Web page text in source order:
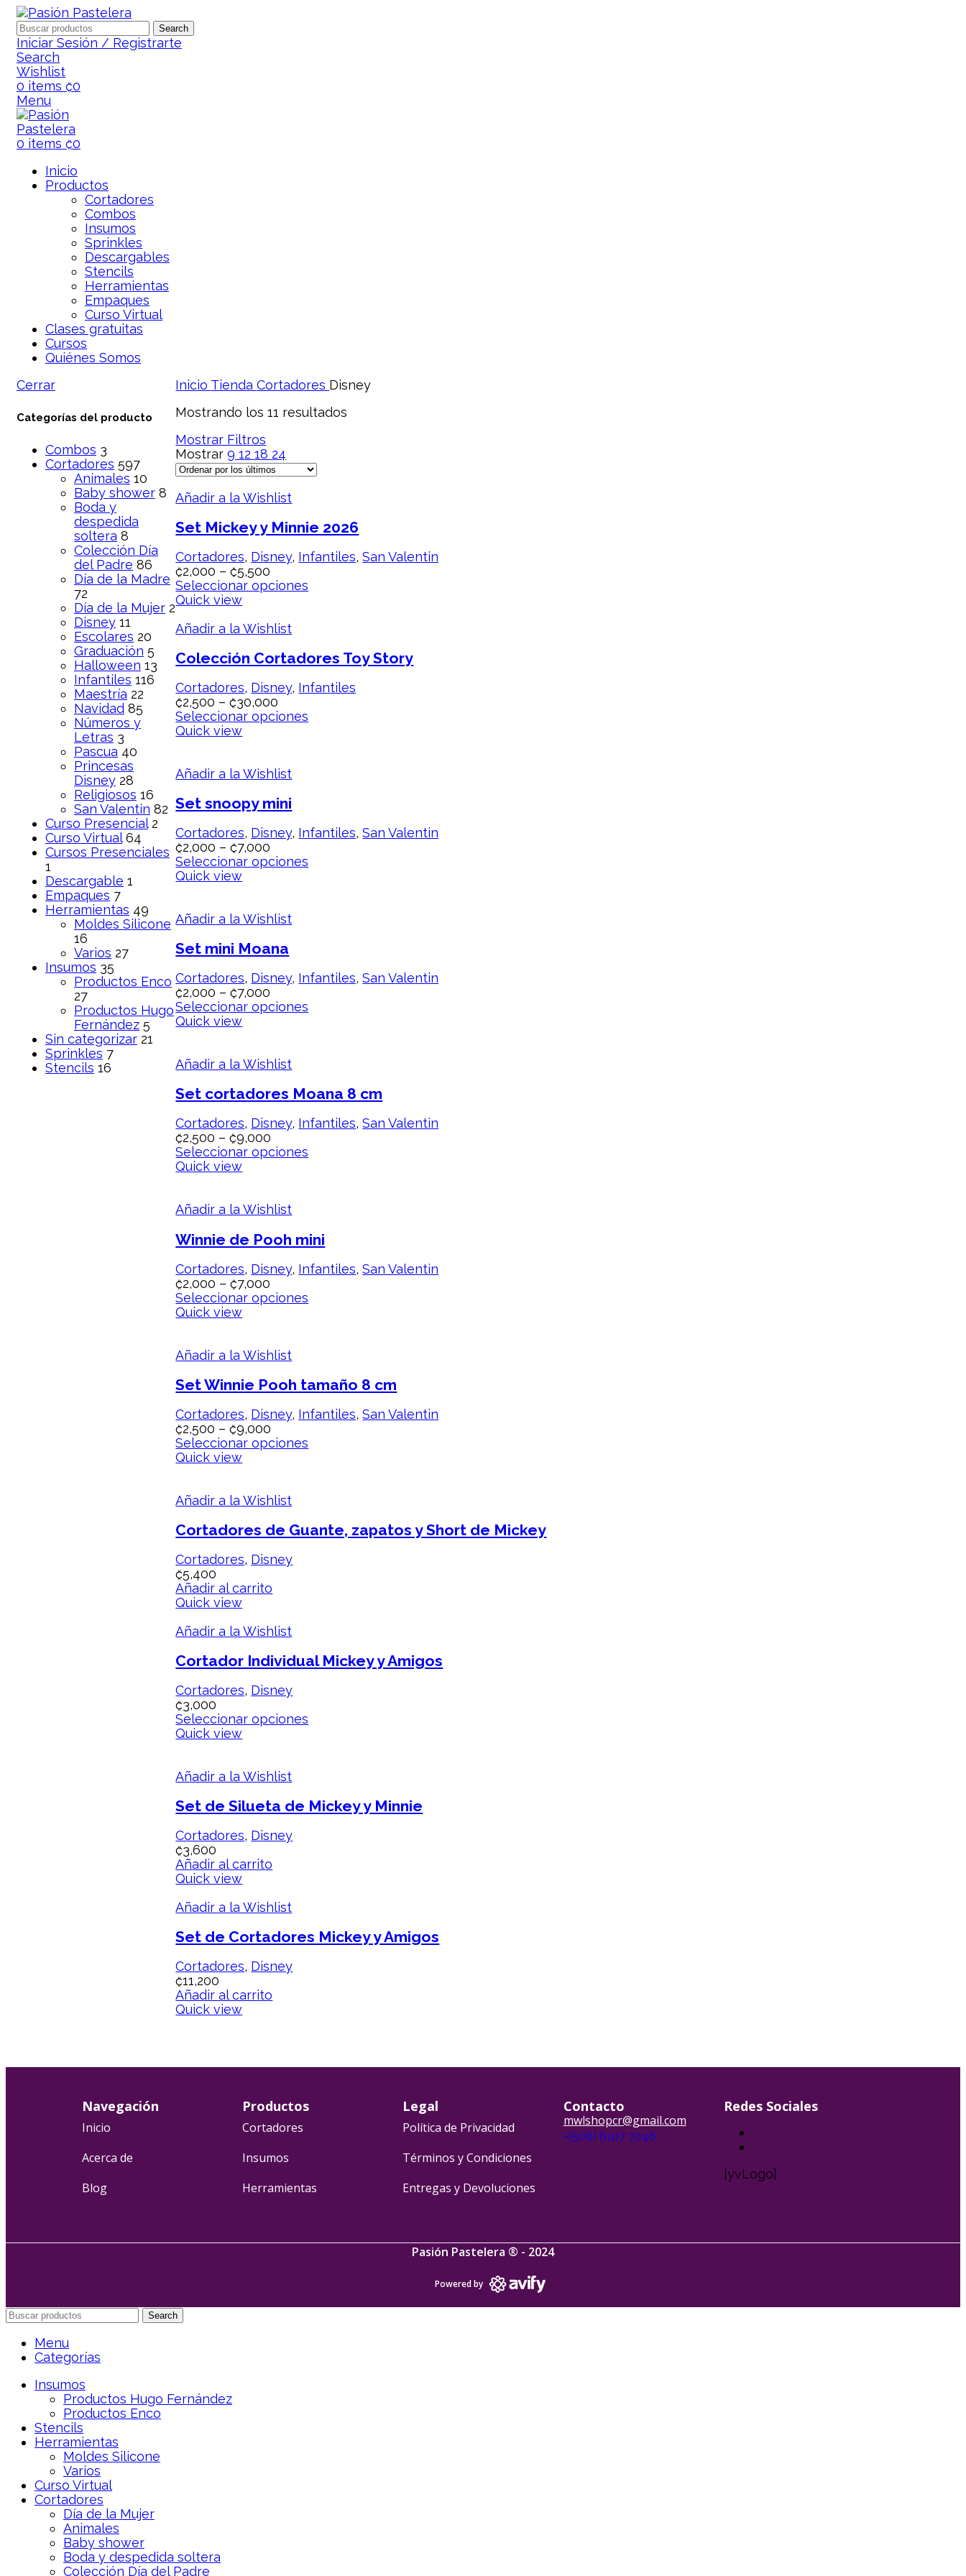
Search
Iniciar Sesión / Registrarte
Search
Wishlist
0 items ₡0
Menu
0 items ₡0
Inicio
Productos
Cortadores
Combos
Insumos
Sprinkles
Descargables
Stencils
Herramientas
Empaques
Curso Virtual
Clases gratuitas
Cursos
Quiénes Somos
Cerrar
Categorías del producto
Combos 3
Cortadores 597
Animales 10
Baby shower 8
Boda y
despedida
soltera 8
Colección Día
del Padre 86
Día de la Madre
72
Día de la Mujer 2
Disney 11
Escolares 20
Graduación 5
Halloween 13
Infantiles 116
Maestría 22
Navidad 85
Números y
Letras 3
Pascua 40
Princesas
Disney 28
Religiosos 16
San Valentin 82
Curso Presencial 2
Curso Virtual 64
Cursos Presenciales
1
Descargable 1
Empaques 7
Herramientas 49
Moldes Silicone
16
Varios 27
Insumos 35
Productos Enco
27
Productos Hugo
Fernández 5
Sin categorizar 21
Sprinkles 7
Stencils 16
Inicio TiendaCortadores Disney
Mostrando los 11 resultados
Mostrar Filtros
Mostrar91218 24
Añadir a la Wishlist
Set Mickey y Minnie 2026
Cortadores, Disney, Infantiles,San Valentin
₡2,000 –₡5,500
Seleccionar opciones
Quick view
Añadir a la Wishlist
Colección Cortadores Toy Story
Cortadores, Disney, Infantiles
₡2,500 –₡30,000
Seleccionar opciones
Quick view
Añadir a la Wishlist
Set snoopy mini
Cortadores, Disney, Infantiles,San Valentin
₡2,000 –₡7,000
Seleccionar opciones
Quick view
Añadir a la Wishlist
Set mini Moana
Cortadores, Disney, Infantiles,San Valentin
₡2,000 –₡7,000
Seleccionar opciones
Quick view
Añadir a la Wishlist
Set cortadores Moana 8 cm
Cortadores, Disney, Infantiles,San Valentin
₡2,500 –₡9,000
Seleccionar opciones
Quick view
Añadir a la Wishlist
Winnie de Pooh mini
Cortadores, Disney, Infantiles,San Valentin
₡2,000 –₡7,000
Seleccionar opciones
Quick view
Añadir a la Wishlist
Set Winnie Pooh tamaño 8 cm
Cortadores, Disney, Infantiles,San Valentin
₡2,500 –₡9,000
Seleccionar opciones
Quick view
Añadir a la Wishlist
Cortadores de Guante, zapatos y Short de Mickey
Cortadores, Disney
₡5,400
Añadir al carrito
Quick view
Añadir a la Wishlist
Cortador Individual Mickey y Amigos
Cortadores, Disney
₡3,000
Seleccionar opciones
Quick view
Añadir a la Wishlist
Set de Silueta de Mickey y Minnie
Cortadores, Disney
₡3,600
Añadir al carrito
Quick view
Añadir a la Wishlist
Set de Cortadores Mickey y Amigos
Cortadores, Disney
₡11,200
Añadir al carrito
Quick view
Navegación
Inicio
Acerca de
Blog
Productos
Cortadores
Insumos
Herramientas
Legal
Política de Privacidad
Términos y Condiciones
Entregas y Devoluciones
Contacto
mwlshopcr@gmail.com
+(506) 6107 7046
Redes Sociales
[yvLogo]
Pasión Pastelera ® - 2024
Powered by
Search
Menu
Categorías
Insumos
Productos Hugo Fernández
Productos Enco
Stencils
Herramientas
Moldes Silicone
Varios
Curso Virtual
Cortadores
Día de la Mujer
Animales
Baby shower
Boda y despedida soltera
Colección Día del Padre